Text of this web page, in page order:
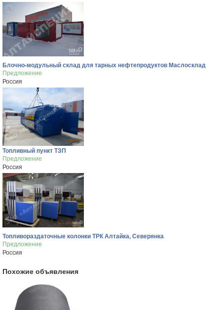
Блочно-модульный склад для тарных нефтепродуктов Маслосклад
Предложение
Россия
Топливный пункт ТЗП
Предложение
Россия
Топливораздаточные колонки ТРК Алтайка, Северянка
Предложение
Россия
Похожие объявления